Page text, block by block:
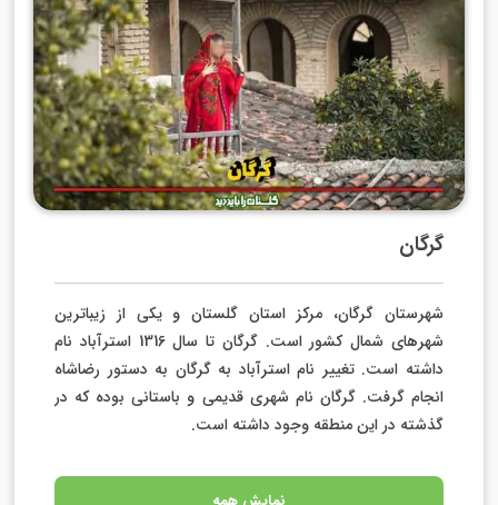
گرگان
شهرستان گرگان، مرکز استان گلستان و یکی از زیباترین
شهرهای شمال کشور است. گرگان تا سال 1316 استرآباد نام
داشته است. تغییر نام استرآباد به گرگان به دستور رضاشاه
انجام گرفت. گرگان نام شهری قدیمی و باستانی بوده که در
گذشته در این منطقه وجود داشته است.